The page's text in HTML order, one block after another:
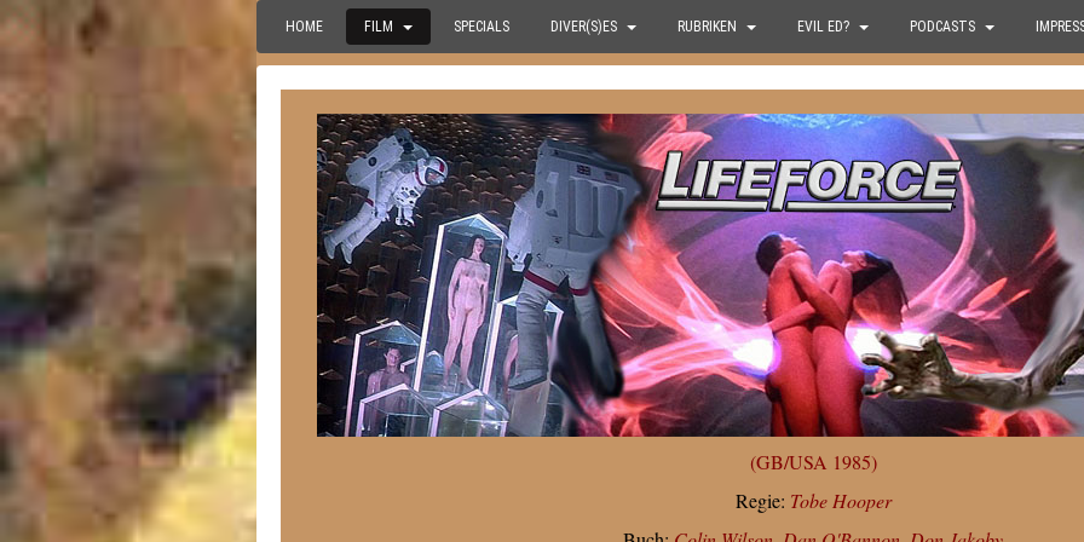
HOME FILM SPECIALS DIVER(S)ES RUBRIKEN EVIL ED? PODCASTS
(GB/USA 1985)
Regie: Tobe Hooper